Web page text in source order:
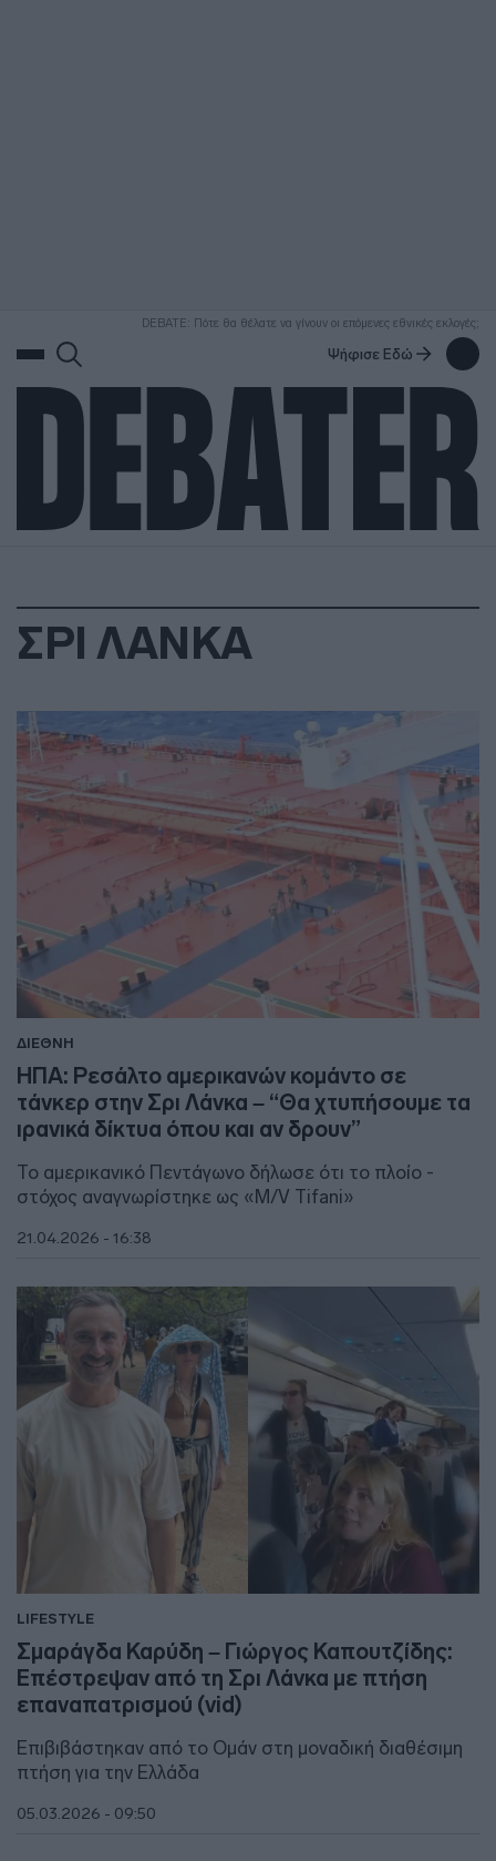
DEBATE: Πότε θα θέλατε να γίνουν οι επόμενες εθνικές εκλογές;
Ψήφισε Εδώ
ΣΡΙ ΛΑΝΚΑ
ΔΙΕΘΝΗ
ΗΠΑ: Ρεσάλτο αμερικανών κομάντο σε
τάνκερ στην Σρι Λάνκα – “Θα χτυπήσουμε τα
ιρανικά δίκτυα όπου και αν δρουν”
Το αμερικανικό Πεντάγωνο δήλωσε ότι το πλοίο -
στόχος αναγνωρίστηκε ως «M/V Tifani»
21.04.2026 - 16:38
LIFESTYLE
Σμαράγδα Καρύδη – Γιώργος Καπουτζίδης:
Επέστρεψαν από τη Σρι Λάνκα με πτήση
επαναπατρισμού (vid)
Επιβιβάστηκαν από το Ομάν στη μοναδική διαθέσιμη
πτήση για την Ελλάδα
05.03.2026 - 09:50